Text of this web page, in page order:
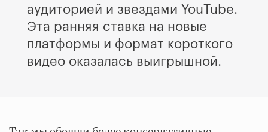
аудиторией и звездами YouTube.
Эта ранняя ставка на новые
платформы и формат короткого
видео оказалась выигрышной.